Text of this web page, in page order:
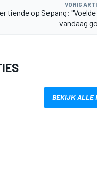
VORIG
tiende op Sepang:
vandaag
BEKIJK ALLE